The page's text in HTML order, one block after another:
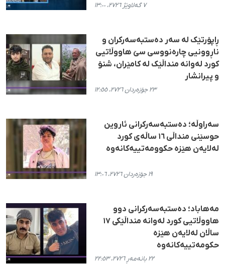
٧ گەلاوێژ ٢٧٢٦، ١٣:٠٠
ڕاپۆرتێک لە سەر دەستبەسەرکران و
ناڕوونیی چارەنووسی سێ هاووڵاتیی
کورد لەوانە منداڵێک لە کامێران، شنۆ
و پیرانشار
٢٣ جۆزەردان ٢٧٢٦، ١٢:٥٥
سەراوڵە؛ دەستبەسەرکرانی ئاروین
حوسێنی منداڵی ١٦ ساڵەی کورد
لەلایەن هێزە حکوومەتییەکانەوە
١٩ جۆزەردان ٢٧٢٦، ١٣:٠٦
مەهاباد؛ دەستبەسەرکرانی دوو
هاووڵاتیی کورد لەوانە منداڵێکی ١٧
ساڵان لەلایەن هێزە
حکومەتییەکانەوە
٢٢ بانەمەڕ ٢٧٢٦، ٢٢:٥٣